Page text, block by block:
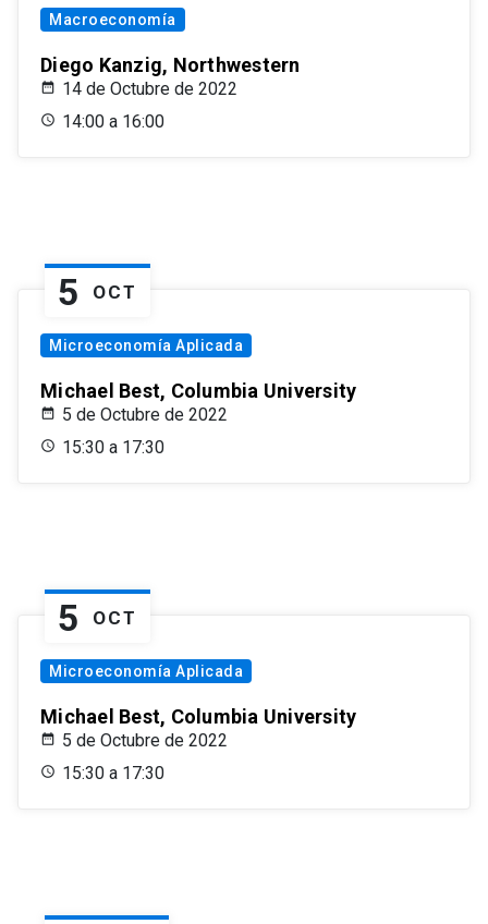
Macroeconomía
Diego Kanzig, Northwestern
14 de Octubre de 2022
14:00 a 16:00
5 OCT
Microeconomía Aplicada
Michael Best, Columbia University
5 de Octubre de 2022
15:30 a 17:30
5 OCT
Microeconomía Aplicada
Michael Best, Columbia University
5 de Octubre de 2022
15:30 a 17:30